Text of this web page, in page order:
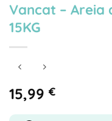
Vancat –
15KG
15,99 €